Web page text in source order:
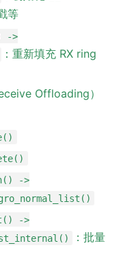
等
->
：重新填充 RX ring
Offloading）
->
->
：批量